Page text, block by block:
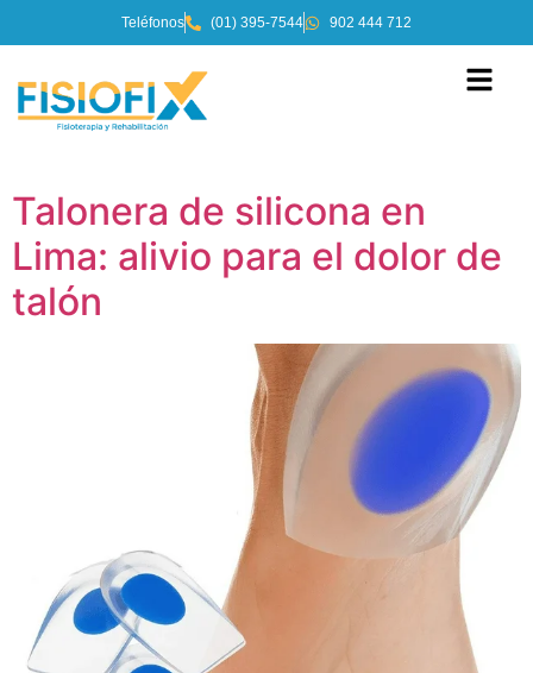
Teléfonos (01) 395-7544 902 444 712
Talonera de silicona en
Lima: alivio para el dolor de
talón